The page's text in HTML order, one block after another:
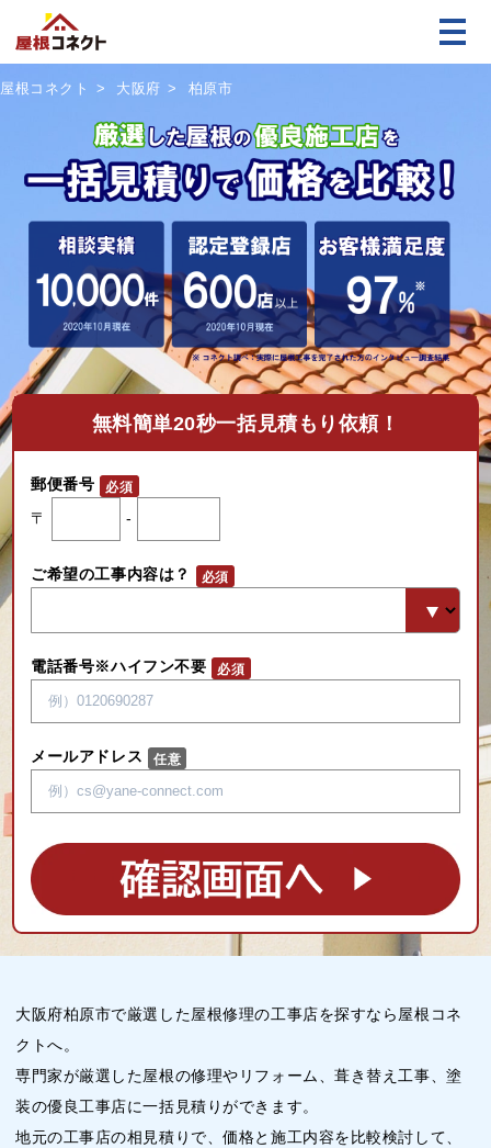
屋根コネクト 大阪府 柏原市
無料簡単20秒一括見積もり依頼！
郵便番号
〒
-
ご希望の工事内容は？
電話番号※ハイフン不要
メールアドレス
大阪府柏原市で厳選した屋根修理の工事店を探すなら屋根コネ
クトへ。
専門家が厳選した屋根の修理やリフォーム、葺き替え工事、塗
装の優良工事店に一括見積りができます。
地元の工事店の相見積りで、価格と施工内容を比較検討して、